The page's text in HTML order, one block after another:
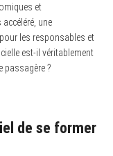
et
une
les responsables et
est-il véritablement
passagère ?
de se former